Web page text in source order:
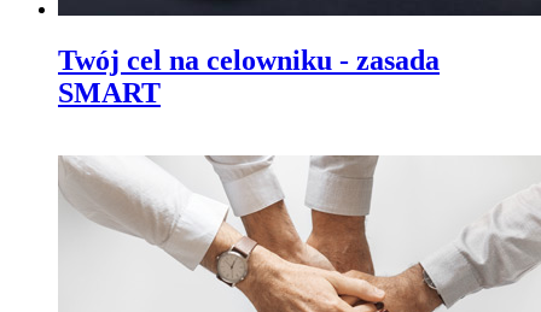
Twój cel na celowniku - zasada
SMART